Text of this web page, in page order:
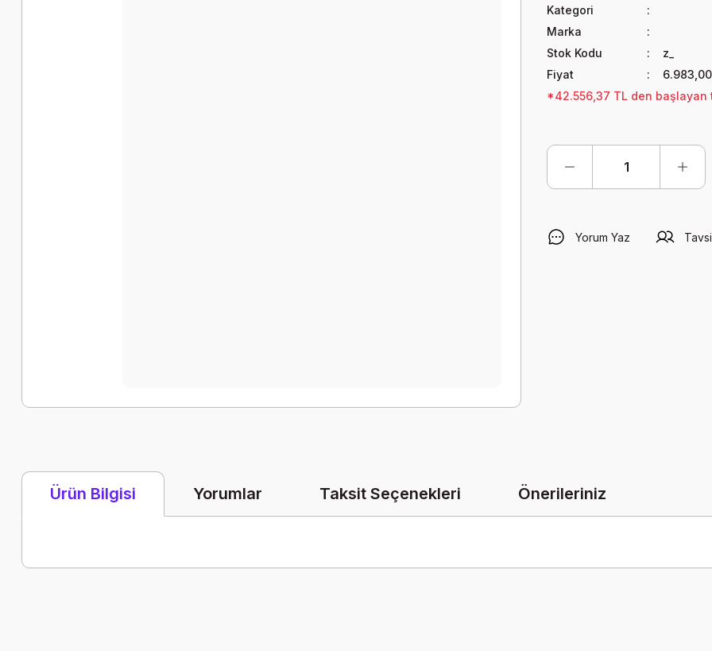
Kategori
Marka
Stok Kodu
z_
Fiyat
*42.556,37 TL den başlayan
Yorum Yaz
Ürün Bilgisi Yorumlar Taksit Seçenekleri Önerileriniz